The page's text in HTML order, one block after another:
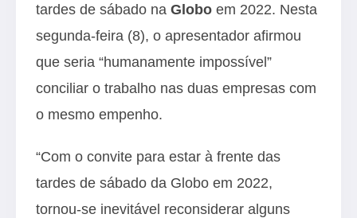
tardes de sábado na Globo em 2022. Nesta
segunda-feira (8), o apresentador afirmou
que seria “humanamente impossível”
conciliar o trabalho nas duas empresas com
o mesmo empenho.
“Com o convite para estar à frente das
tardes de sábado da Globo em 2022,
tornou-se inevitável reconsiderar alguns